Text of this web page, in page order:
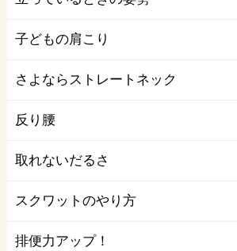
子どもの肩こり
さよならストレートネック
反り腰
取れないだるさ
スクワットのやり方
排便力アップ！